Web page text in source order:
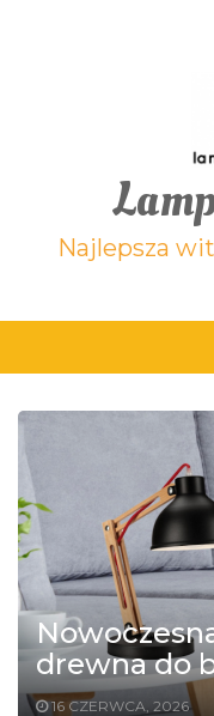
Najlepsza
drewna do
16 CZERWCA, 2026